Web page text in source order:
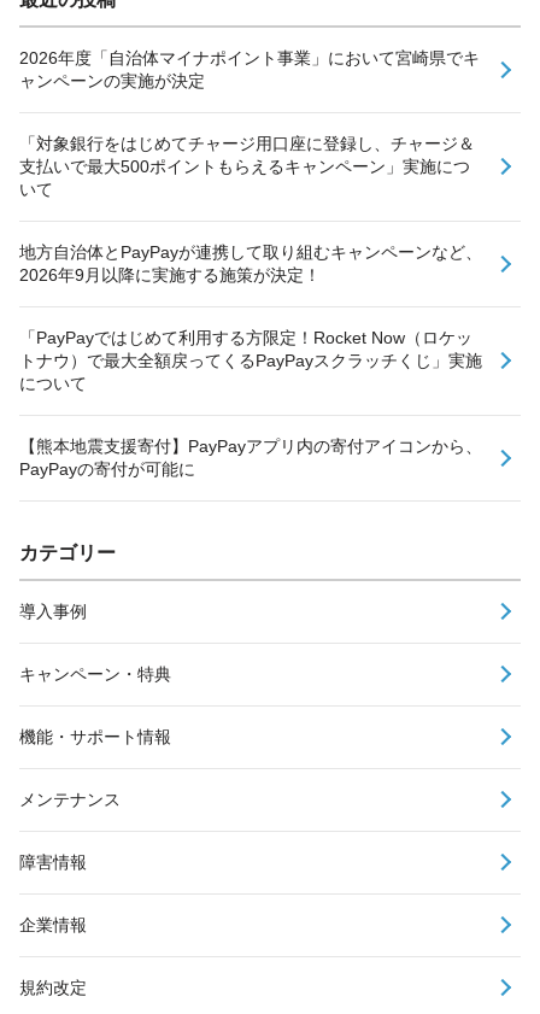
2026年度「自治体マイナポイント事業」において宮崎県でキ
ャンペーンの実施が決定
「対象銀行をはじめてチャージ用口座に登録し、チャージ＆
支払いで最大500ポイントもらえるキャンペーン」実施につ
いて
地方自治体とPayPayが連携して取り組むキャンペーンなど、
2026年9月以降に実施する施策が決定！
「PayPayではじめて利用する方限定！Rocket Now（ロケッ
トナウ）で最大全額戻ってくるPayPayスクラッチくじ」実施
について
【熊本地震支援寄付】PayPayアプリ内の寄付アイコンから、
PayPayの寄付が可能に
カテゴリー
導入事例
キャンペーン・特典
機能・サポート情報
メンテナンス
障害情報
企業情報
規約改定